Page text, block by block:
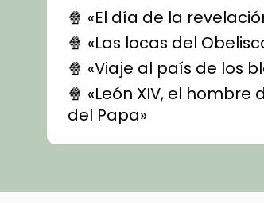
🍿 «El día de la
🍿 «Las locas del
🍿 «Viaje al país de los
🍿 «León XIV, el hombre
del Papa»
🍿 «Las ovejas
recomanacions i